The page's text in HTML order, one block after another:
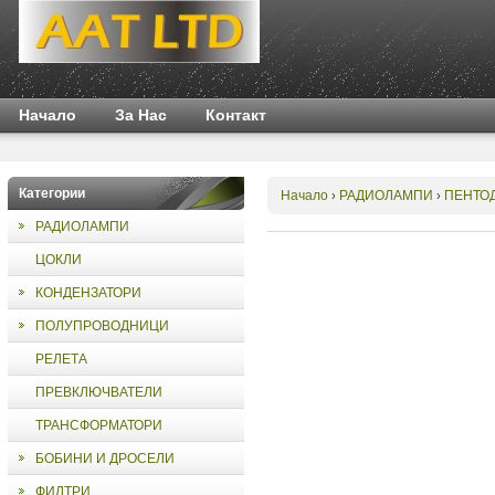
Начало За Нас Контакт
Категории
РАДИОЛАМПИ
ЦОКЛИ
КОНДЕНЗАТОРИ
ПОЛУПРОВОДНИЦИ
РЕЛЕТА
ПРЕВКЛЮЧВАТЕЛИ
ТРАНСФОРМАТОРИ
БОБИНИ И ДРОСЕЛИ
ФИЛТРИ
Начало› РАДИОЛАМПИ ›